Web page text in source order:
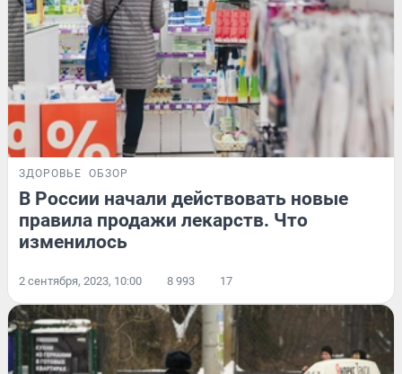
ЗДОРОВЬЕ ОБЗОР
В России начали действовать новые
правила продажи лекарств. Что
изменилось
2 сентября, 2023, 10:00 8 993 17